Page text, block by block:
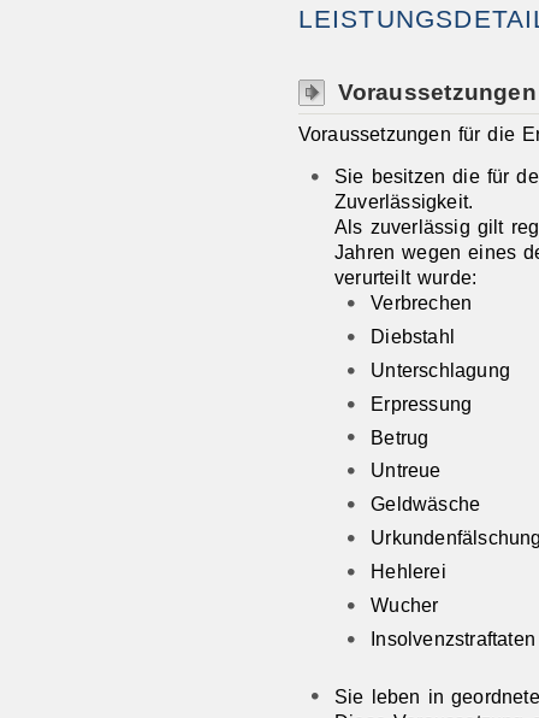
Voraussetzungen
Voraussetzungen für die
Sie besitzen die für
Zuverlässigkeit.
Als zuverlässig gilt
Jahren wegen eines
verurteilt wurde:
Verbrechen
Diebstahl
Unterschlagung
Erpressung
Betrug
Untreue
Geldwäsche
Hehlerei
Wucher
Insolvenzstraftaten
Sie leben in